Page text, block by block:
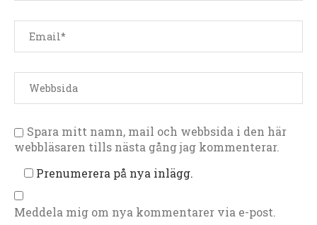
Spara mitt namn, mail och webbsida i den här
webbläsaren tills nästa gång jag kommenterar.
Prenumerera på nya inlägg.
Meddela mig om nya kommentarer via e-post.